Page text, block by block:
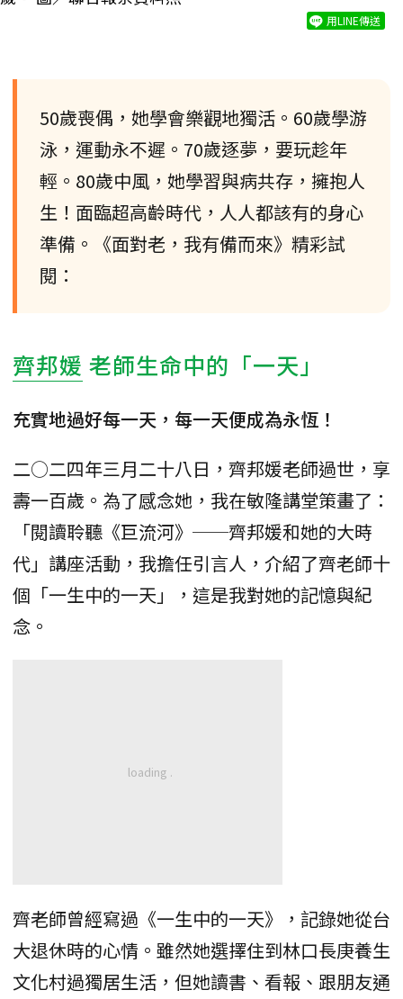
用LINE傳送
50歲喪偶，她學會樂觀地獨活。60歲學游
泳，運動永不遲。70歲逐夢，要玩趁年
輕。80歲中風，她學習與病共存，擁抱人
生！面臨超高齡時代，人人都該有的身心
準備。《面對老，我有備而來》精彩試
閱：
齊邦媛 老師生命中的「一天」
充實地過好每一天，每一天便成為永恆！
二○二四年三月二十八日，齊邦媛老師過世，享
壽一百歲。為了感念她，我在敏隆講堂策畫了：
「閱讀聆聽《巨流河》──齊邦媛和她的大時
代」講座活動，我擔任引言人，介紹了齊老師十
個「一生中的一天」，這是我對她的記憶與紀
念。
齊老師曾經寫過《一生中的一天》，記錄她從台
大退休時的心情。雖然她選擇住到林口長庚養生
文化村過獨居生活，但她讀書、看報、跟朋友通